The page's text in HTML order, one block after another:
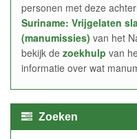
personen met deze
Suriname: Vrijgelaten
(manumissies) van het
bekijk de zoekhulp van
informatie over wat
Zoeken